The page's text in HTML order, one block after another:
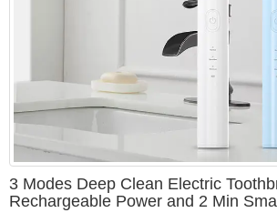
3 Modes Deep Clean Electric
Rechargeable Power and 2 Min